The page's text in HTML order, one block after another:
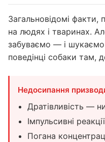
Загальновідомі факти,
на людях і тваринах.
забуваємо — і шукаємо
поведінці собаки там,
Недосипання
Дратівливість —
Імпульсивні
Погана